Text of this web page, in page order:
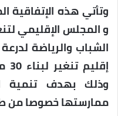
وتأتي هذه الإتفاقية
و المجلس الإقليمي
الشباب والرياضة
وذلك بهدف تنمية
ممارستها خصوصا من